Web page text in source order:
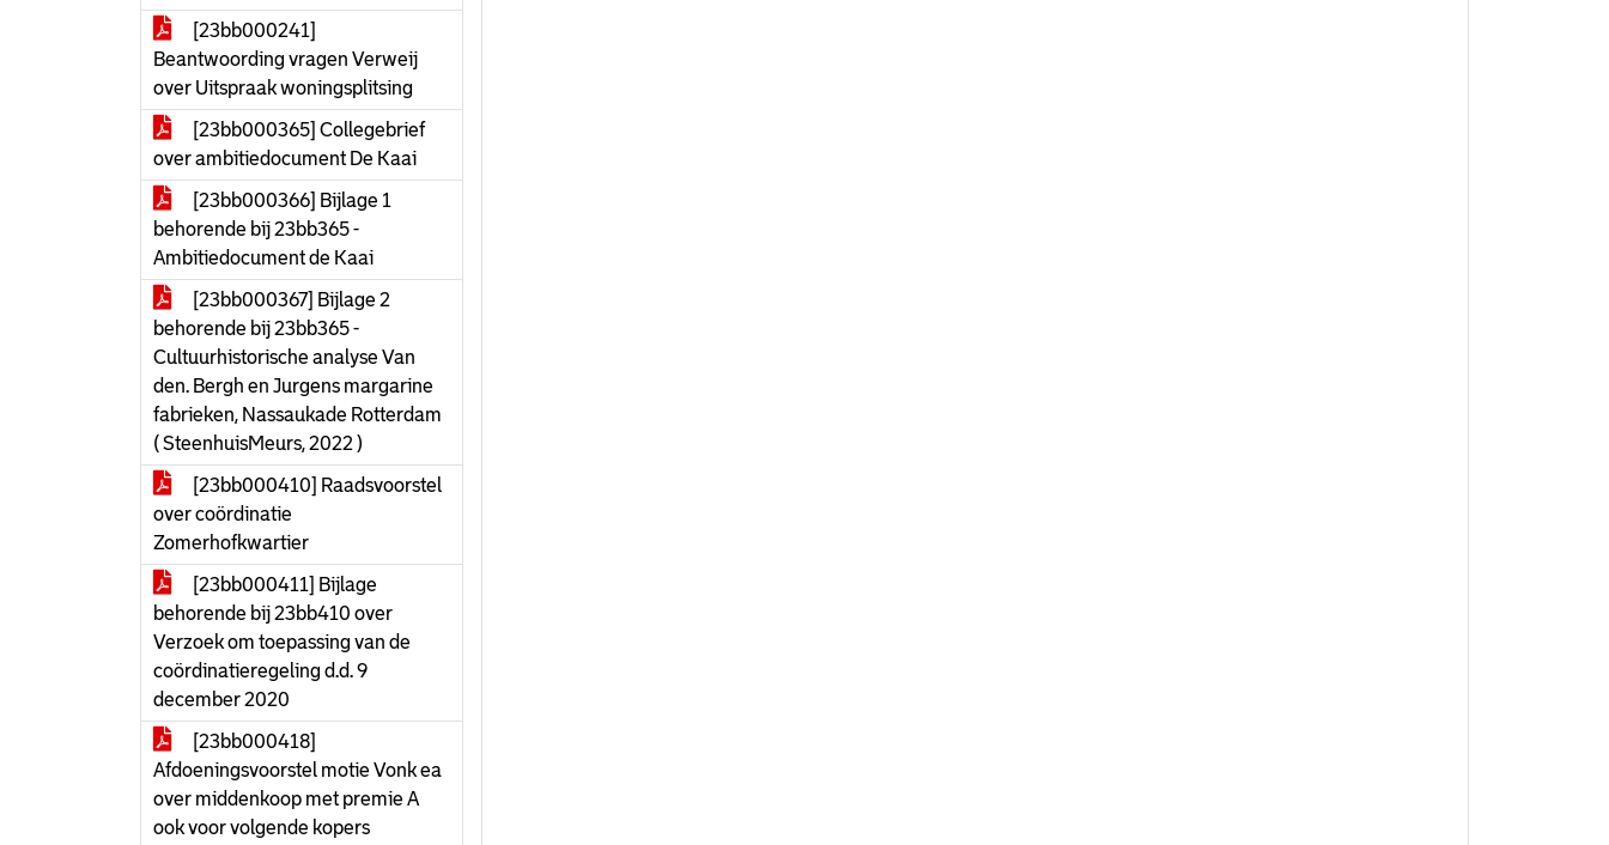
[23bb000241]
Beantwoording vragen Verweij
over Uitspraak woningsplitsing
[23bb000365] Collegebrief
over ambitiedocument De Kaai
[23bb000366] Bijlage 1
behorende bij 23bb365 -
Ambitiedocument de Kaai
[23bb000367] Bijlage 2
behorende bij 23bb365 -
Cultuurhistorische analyse Van
den. Bergh en Jurgens margarine
fabrieken, Nassaukade Rotterdam
( SteenhuisMeurs, 2022 )
[23bb000410] Raadsvoorstel
over coördinatie
Zomerhofkwartier
[23bb000411] Bijlage
behorende bij 23bb410 over
Verzoek om toepassing van de
coördinatieregeling d.d. 9
december 2020
[23bb000418]
Afdoeningsvoorstel motie Vonk ea
over middenkoop met premie A
ook voor volgende kopers